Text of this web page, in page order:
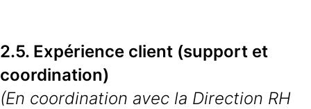
2.5. Expérience client (support et
coordination)
(En coordination avec la Direction RH